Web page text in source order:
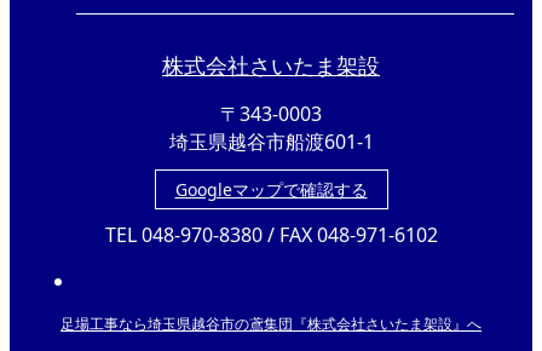
株式会社さいたま架設
〒343-0003
埼玉県越谷市船渡601-1
Googleマップで確認する
TEL 048-970-8380 / FAX 048-971-6102
足場工事なら埼玉県越谷市の鳶集団『株式会社さいたま架設』へ